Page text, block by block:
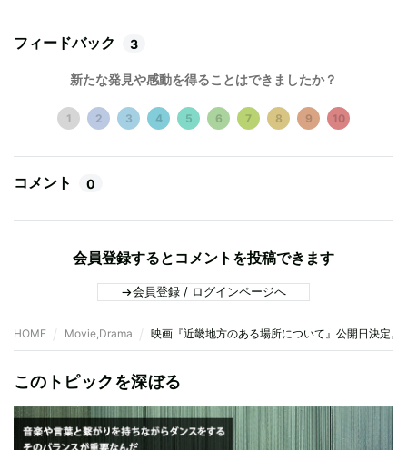
フィードバック 3
新たな発見や感動を得ることはできましたか？
1 2 3 4 5 6 7 8 9 10
コメント 0
会員登録するとコメントを投稿できます
会員登録 / ログインページへ
HOME Movie,Drama 映画『近畿地方のある場所について』公開日決定
このトピックを深ぼる